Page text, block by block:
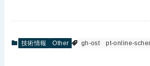
技術情報 Other gh-ost pt-online-